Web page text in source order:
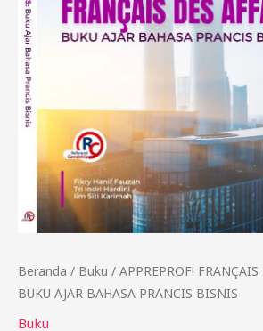
Beranda / Buku / APPREPROF! FRANÇAIS
BUKU AJAR BAHASA PRANCIS BISNIS
Buku